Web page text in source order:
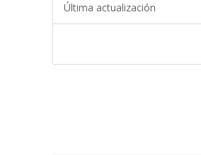
Última actualización